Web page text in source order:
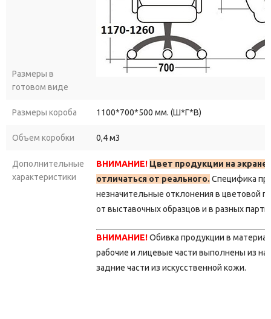
Размеры в
готовом виде
Размеры короба 1100*700*500 мм. (Ш*Г*В)
Объем коробки 0,4 м3
Дополнительные
характеристики
ВНИМАНИЕ! Цвет продукции на
отличаться от реального. Специфика
незначительные отклонения в цветовой
от выставочных образцов и в разных
ВНИМАНИЕ!Обивка продукции в
рабочие и лицевые части выполнены из
задние части из искусственной кожи.